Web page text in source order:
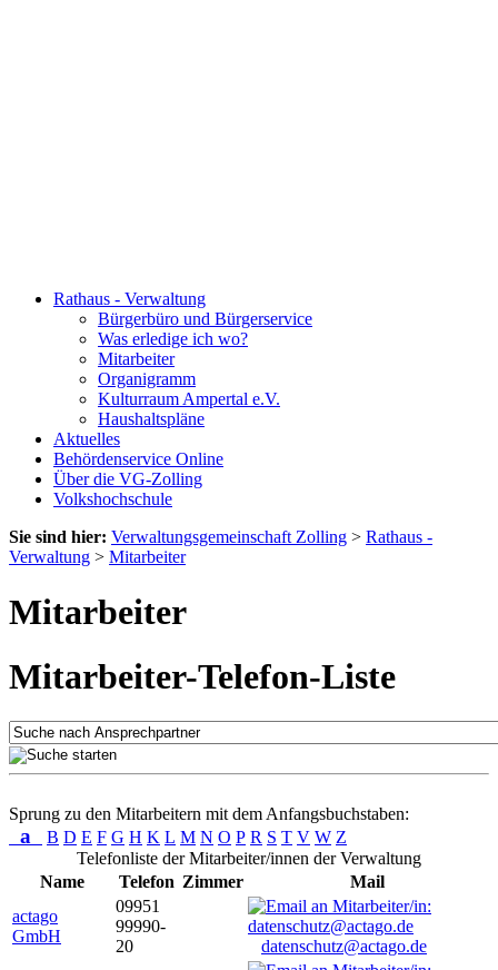
Rathaus - Verwaltung
Bürgerbüro und Bürgerservice
Was erledige ich wo?
Mitarbeiter
Organigramm
Kulturraum Ampertal e.V.
Haushaltspläne
Aktuelles
Behördenservice Online
Über die VG-Zolling
Volkshochschule
Sie sind hier: Verwaltungsgemeinschaft Zolling > Rathaus -
Verwaltung > Mitarbeiter
Mitarbeiter
Mitarbeiter-Telefon-Liste
Sprung zu den Mitarbeitern mit dem Anfangsbuchstaben:
a B D E F G H K L M N O P R S T V W Z
Telefonliste der Mitarbeiter/innen der Verwaltung
Name
Telefon Zimmer
Mail
actago
GmbH
09951
99990-
20
datenschutz@actago.de